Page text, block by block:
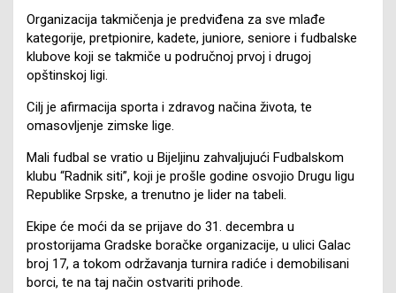
Organizacija takmičenja je predviđena za sve mlađe
kategorije, pretpionire, kadete, juniore, seniore i fudbalske
klubove koji se takmiče u područnoj prvoj i drugoj
opštinskoj ligi.
Cilj je afirmacija sporta i zdravog načina života, te
omasovljenje zimske lige.
Mali fudbal se vratio u Bijeljinu zahvaljujući Fudbalskom
klubu “Radnik siti”, koji je prošle godine osvojio Drugu ligu
Republike Srpske, a trenutno je lider na tabeli.
Ekipe će moći da se prijave do 31. decembra u
prostorijama Gradske boračke organizacije, u ulici Galac
broj 17, a tokom održavanja turnira radiće i demobilisani
borci, te na taj način ostvariti prihode.